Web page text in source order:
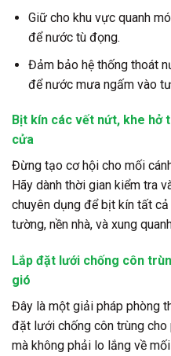
Giữ cho khu vực quanh
để nước tù đọng.
Đảm bảo hệ thống thoát
để nước mưa ngấm vào
Bịt kín các vết nứt, khe hở
cửa
Đừng tạo cơ hội cho mối
Hãy dành thời gian kiểm tra
chuyên dụng để bịt kín tất
tường, nền nhà, và xung
Lắp đặt lưới chống côn
gió
Đây là một giải pháp phòng
đặt lưới chống côn trùng
mà không phải lo lắng về